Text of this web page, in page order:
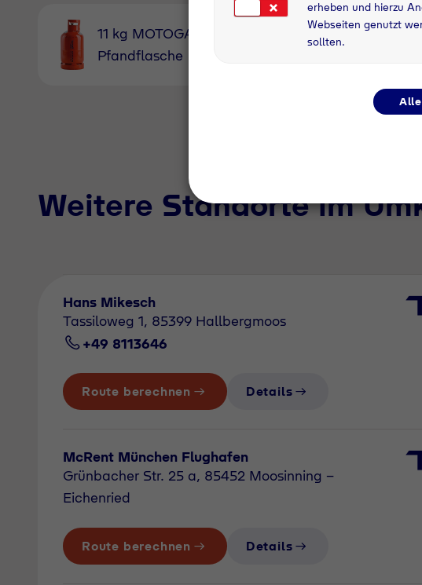
11 kg MOTOGAS
Pfandflasche
11 kg
Weitere Standorte im
Hans Mikesch
Tassiloweg 1, 85399 Hallbergmoos
+49 8113646
Route berechnen Details
McRent München Flughafen
Grünbacher Str. 25 a, 85452 Moosinning -
Eichenried
Route berechnen Details
erheben und hierzu
Webseiten genutzt
sollten.